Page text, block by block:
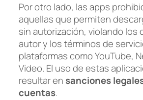
Por otro lado, las apps
aquellas que permiten
sin autorización, violando los
autor y los términos de
plataformas como YouTube,
Video. El uso de estas
resultar en sanciones
cuentas.